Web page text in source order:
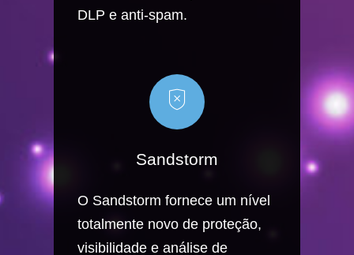
DLP e anti-spam.
Sandstorm
O Sandstorm fornece um nível
totalmente novo de proteção,
visibilidade e análise de